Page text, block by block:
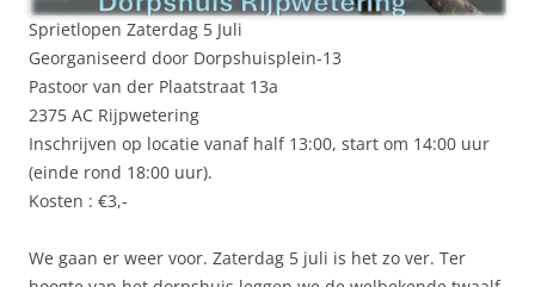
Sprietlopen Zaterdag 5 Juli
Georganiseerd door Dorpshuisplein-13
Pastoor van der Plaatstraat 13a
2375 AC Rijpwetering
Inschrijven op locatie vanaf half 13:00, start om 14:00 uur
(einde rond 18:00 uur).
Kosten : €3,-
We gaan er weer voor. Zaterdag 5 juli is het zo ver. Ter